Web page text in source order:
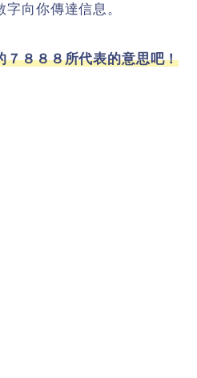
向你傳達信息。
７８８８所代表的意思吧！